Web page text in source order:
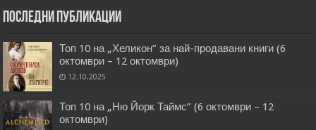
Последни публикации
Топ 10 на „Хеликон” за най-продавани книги (6
октомври – 12 октомври)
12.10.2025
Топ 10 на „Ню Йорк Таймс” (6 октомври – 12
октомври)